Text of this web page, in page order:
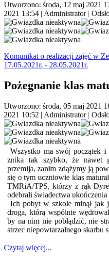
Utworzono: środa, 12 maj 2021
2021 13:54 | Administrator|
Komunikat o realizacji zajęć w
17.05.2021r. - 28.05.2021r.
Pożegnanie klas
Utworzono: środa, 05 maj 2021
2021 10:52 | Administrator|
Wszystko ma swój początek
znika tak szybko, że nawet
przemija, zanim zdążymy ją
się o tym uczniowie klas
TMRiA/TPS, którzy z rąk
odebrali świadectwa
Ich pobyt w szkole minął jak
droga, którą wspólnie
by na nim nie pobłądzić, nie
strzec niepowtarzalnego skarbu
Czytaj więcej...